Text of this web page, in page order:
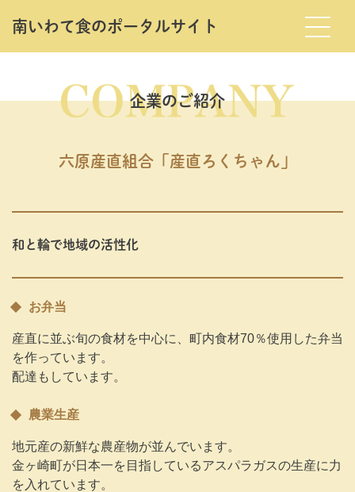
南いわて⾷のポータルサイト
the
企業のご紹介
六原産直組合「産直ろくちゃん」
和と輪で地域の活性化
お弁当
産直に並ぶ旬の食材を中心に、町内食材70％使用した弁当
を作っています。
配達もしています。
農業生産
地元産の新鮮な農産物が並んでいます。
金ヶ崎町が日本一を目指しているアスパラガスの生産に力
を入れています。